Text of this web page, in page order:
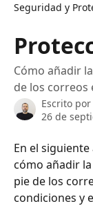
Seguridad y
Cómo añadir
de los correos
Escrito por
26 de
En el
cómo añadir
pie de los
condiciones y